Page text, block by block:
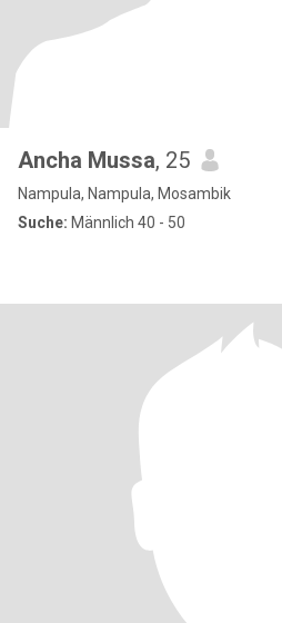
Ancha Mussa, 25
Nampula, Nampula, Mosambik
Suche: Männlich 40 - 50